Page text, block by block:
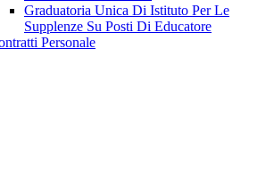
Graduatoria Unica Di Istituto Per Le
Supplenze Su Posti Di Educatore
Personale